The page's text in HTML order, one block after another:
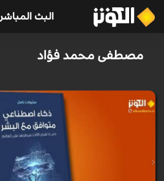
البث المباشر
مصطفى محمد فؤاد